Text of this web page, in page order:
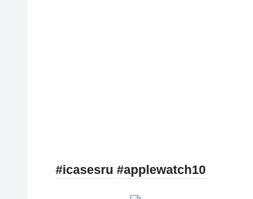
#icasesru #applewatch10